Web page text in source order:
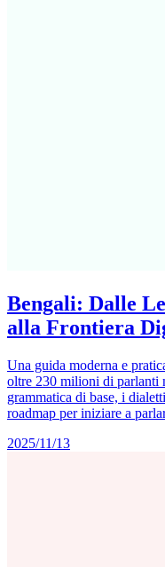
Bengali: Dalle
alla Frontiera
Una guida moderna e
oltre 230 milioni di parlanti
grammatica di base, i
roadmap per iniziare a
2025/11/13